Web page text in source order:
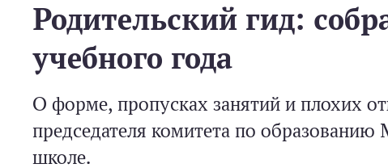
Родительский гид:
учебного года
О форме, пропусках занятий и плохих
председателя комитета по
школе.